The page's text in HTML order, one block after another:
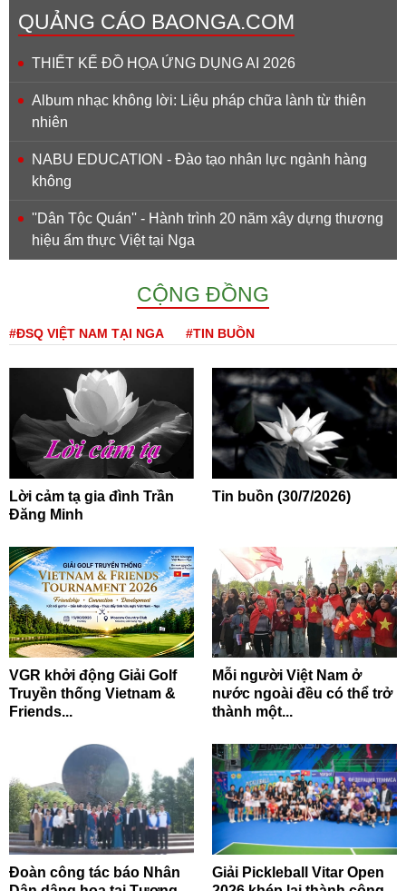
QUẢNG CÁO BAONGA.COM
THIẾT KẾ ĐỒ HỌA ỨNG DỤNG AI 2026
Album nhạc không lời: Liệu pháp chữa lành từ thiên
nhiên
NABU EDUCATION - Đào tạo nhân lực ngành hàng
không
''Dân Tộc Quán'' - Hành trình 20 năm xây dựng thương
hiệu ẩm thực Việt tại Nga
CỘNG ĐỒNG
#ĐSQ VIỆT NAM TẠI NGA #TIN BUỒN
Lời cảm tạ gia đình Trần
Đăng Minh
Tin buồn (30/7/2026)
VGR khởi động Giải Golf
Truyền thống Vietnam &
Friends...
Mỗi người Việt Nam ở
nước ngoài đều có thể trở
thành một...
Đoàn công tác báo Nhân
Giải Pickleball Vitar Open